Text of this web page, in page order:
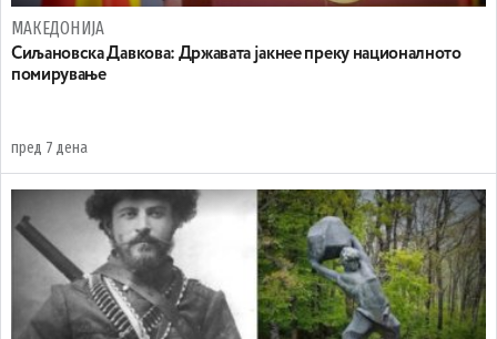
МАКЕДОНИЈА
Сиљановска Давкова: Државата јакнее преку националното
помирување
пред 7 дена